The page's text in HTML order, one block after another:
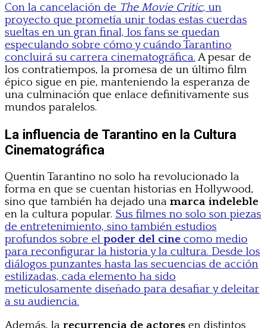
Con la cancelación de The Movie Critic, un
proyecto que prometía unir todas estas cuerdas
sueltas en un gran final, los fans se quedan
especulando sobre cómo y cuándo Tarantino
concluirá su carrera cinematográfica. A pesar de
los contratiempos, la promesa de un último film
épico sigue en pie, manteniendo la esperanza de
una culminación que enlace definitivamente sus
mundos paralelos.
La influencia de Tarantino en la Cultura
Cinematográfica
Quentin Tarantino no solo ha revolucionado la
forma en que se cuentan historias en Hollywood,
sino que también ha dejado una marca indeleble
en la cultura popular. Sus filmes no solo son piezas
de entretenimiento, sino también estudios
profundos sobre el poder del cine como medio
para reconfigurar la historia y la cultura. Desde los
diálogos punzantes hasta las secuencias de acción
estilizadas, cada elemento ha sido
meticulosamente diseñado para desafiar y deleitar
a su audiencia.